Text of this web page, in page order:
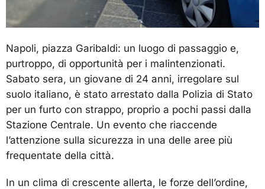
Napoli, piazza Garibaldi: un luogo di passaggio e,
purtroppo, di opportunità per i malintenzionati.
Sabato sera, un giovane di 24 anni, irregolare sul
suolo italiano, è stato arrestato dalla Polizia di Stato
per un furto con strappo, proprio a pochi passi dalla
Stazione Centrale. Un evento che riaccende
l’attenzione sulla sicurezza in una delle aree più
frequentate della città.
In un clima di crescente allerta, le forze dell’ordine,